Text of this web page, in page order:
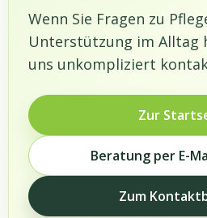
Wenn Sie Fragen zu
Unterstützung im Alltag
uns unkompliziert
Zur
Beratung per E-
Zum